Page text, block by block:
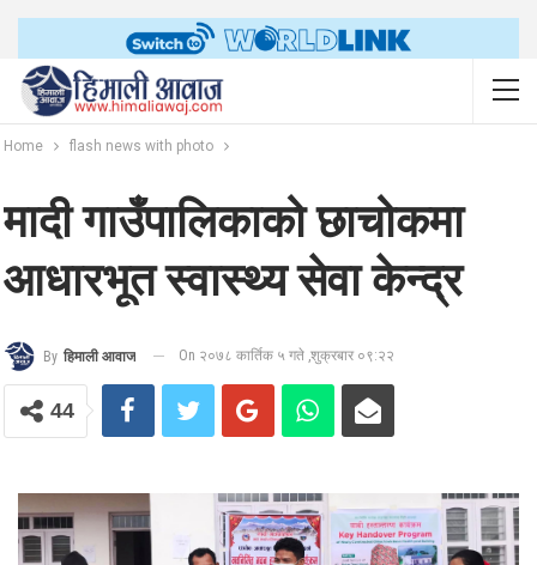
Home flash news with photo
मादी गाउँपालिकाको छाचोकमा
आधारभूत स्वास्थ्य सेवा केन्द्र
By हिमाली आवाज On २०७८ कार्तिक ५ गते ,शुक्रबार ०९:२२
44